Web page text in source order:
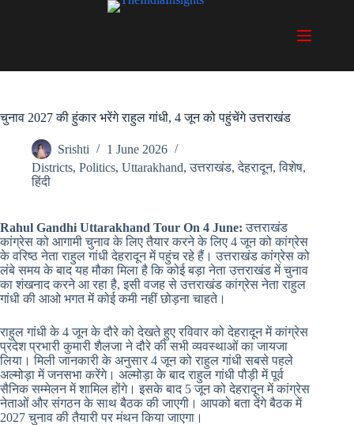
चुनाव 2027 की हुंकार भरेंगे राहुल गांधी, 4 जून को पहुंचेंगे उत्तराखंड
Srishti
1 June 2026
Districts, Politics, Uttarakhand,उत्तराखंड,देहरादून,विशेष,
हिंदी
Rahul Gandhi Uttarakhand Tour On 4 June: उत्तराखंड
कांग्रेस को आगामी चुनाव के लिए तैयार करने के लिए 4 जून को कांग्रेस
के वरिष्ठ नेता राहुल गांधी देहरादून में पहुंच रहे हैं। उत्तराखंड कांग्रेस को
लंबे समय के बाद यह मौका मिला है कि कोई बड़ा नेता उत्तराखंड में चुनाव
का शंखनाद करने आ रहा है, इसी वजह से उत्तराखंड कांग्रेस नेता राहुल
गांधी की आओ भगत में कोई कमी नहीं छोड़ना चाहते।
राहुल गांधी के 4 जून के दौरे को देखते हुए रविवार को देहरादून में कांग्रेस
प्रदेश प्रभारी कुमारी शैलजा ने दौरे की सभी व्यवस्थाओं का जायजा
लिया। मिली जानकारी के अनुसार 4 जून को राहुल गांधी सबसे पहले
अल्मोड़ा में जनसभा करेंगे। अल्मोड़ा के बाद राहुल गांधी पौड़ी में पूर्व
सैनिक सम्मेलन में शामिल होंगे। इसके बाद 5 जून को देहरादून में कांग्रेस
नेताओं और संगठन के साथ बैठक की जाएगी। आपको बता देंगे बैठक में
2027 चुनाव की तैयारी पर मंथन किया जाएगा।